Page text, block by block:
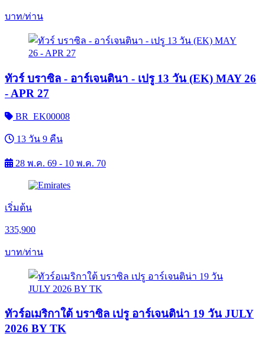
บาท/ท่าน
ทัวร์ บราซิล - อาร์เจนตินา - เปรู 13 วัน (EK) MAY 26
- APR 27
BR_EK00008
13 วัน 9 คืน
28 พ.ค. 69 - 10 พ.ค. 70
เริ่มต้น
335,900
บาท/ท่าน
ทัวร์อเมริกาใต้ บราซิล เปรู อาร์เจนติน่า 19 วัน JULY
2026 BY TK